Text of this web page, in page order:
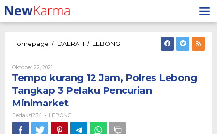
Lewati
ke
konten
Homepage / DAERAH / LEBONG
Polres
Lebong
Tangkap
Pencurian
Minimarket
Oktober 22, 2021
Tempo kurang 12 Jam, Polres Lebong
Tangkap 3 Pelaku Pencurian
Minimarket
Redaksi234 - LEBONG